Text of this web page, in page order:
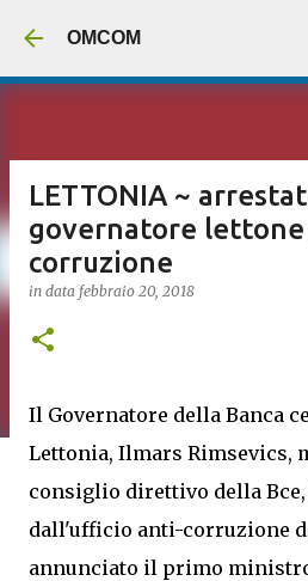
OMCOM
LETTONIA ~
governatore
corruzione
in data febbraio 20, 2018
Il Governatore della Banca
Lettonia, Ilmars Rimsevics,
consiglio direttivo della
dall'ufficio anti-corruzione
annunciato il primo